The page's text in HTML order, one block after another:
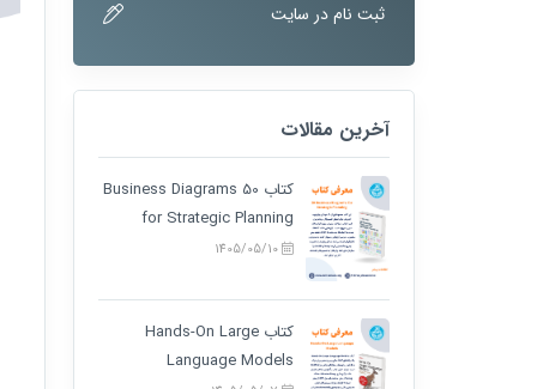
ثبت نام در سایت
آخرین مقالات
کتاب 50 Business Diagrams
for Strategic Planning
کتاب Hands-On Large
Language Models